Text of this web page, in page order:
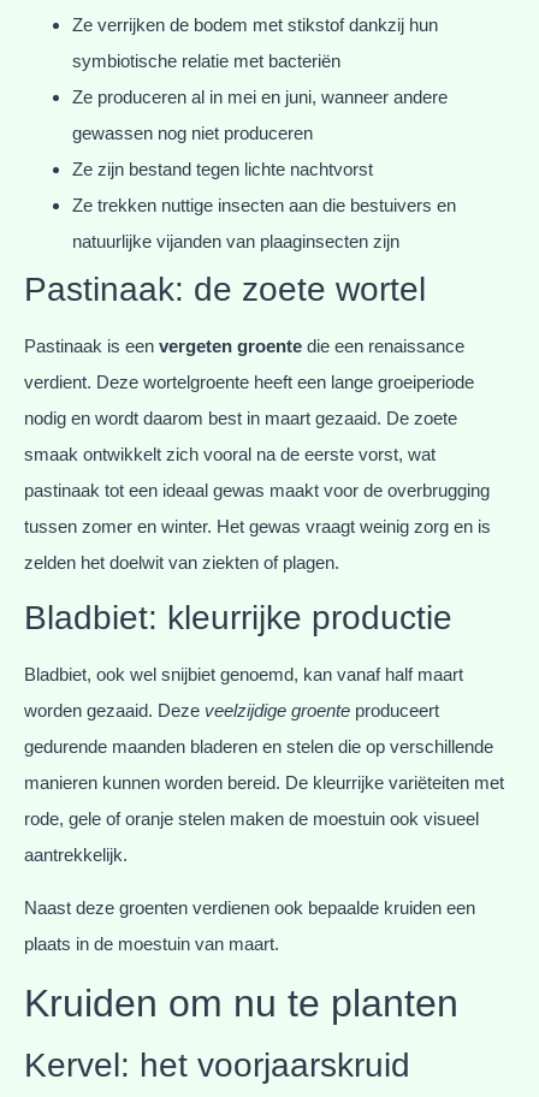
Ze verrijken de bodem met stikstof dankzij hun
symbiotische relatie met bacteriën
Ze produceren al in mei en juni, wanneer andere
gewassen nog niet produceren
Ze zijn bestand tegen lichte nachtvorst
Ze trekken nuttige insecten aan die bestuivers en
natuurlijke vijanden van plaaginsecten zijn
Pastinaak: de zoete wortel
Pastinaak is een vergeten groente die een renaissance
verdient. Deze wortelgroente heeft een lange groeiperiode
nodig en wordt daarom best in maart gezaaid. De zoete
smaak ontwikkelt zich vooral na de eerste vorst, wat
pastinaak tot een ideaal gewas maakt voor de overbrugging
tussen zomer en winter. Het gewas vraagt weinig zorg en is
zelden het doelwit van ziekten of plagen.
Bladbiet: kleurrijke productie
Bladbiet, ook wel snijbiet genoemd, kan vanaf half maart
worden gezaaid. Deze veelzijdige groente produceert
gedurende maanden bladeren en stelen die op verschillende
manieren kunnen worden bereid. De kleurrijke variëteiten met
rode, gele of oranje stelen maken de moestuin ook visueel
aantrekkelijk.
Naast deze groenten verdienen ook bepaalde kruiden een
plaats in de moestuin van maart.
Kruiden om nu te planten
Kervel: het voorjaarskruid